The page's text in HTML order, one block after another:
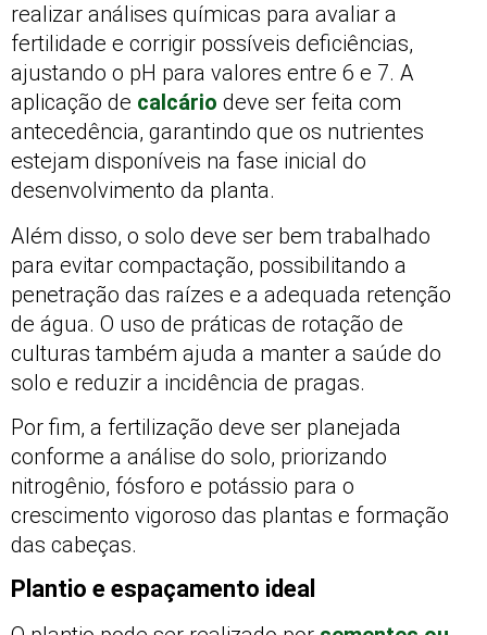
realizar análises químicas para avaliar a
fertilidade e corrigir possíveis deficiências,
ajustando o pH para valores entre 6 e 7. A
aplicação de calcário deve ser feita com
antecedência, garantindo que os nutrientes
estejam disponíveis na fase inicial do
desenvolvimento da planta.
Além disso, o solo deve ser bem trabalhado
para evitar compactação, possibilitando a
penetração das raízes e a adequada retenção
de água. O uso de práticas de rotação de
culturas também ajuda a manter a saúde do
solo e reduzir a incidência de pragas.
Por fim, a fertilização deve ser planejada
conforme a análise do solo, priorizando
nitrogênio, fósforo e potássio para o
crescimento vigoroso das plantas e formação
das cabeças.
Plantio e espaçamento ideal